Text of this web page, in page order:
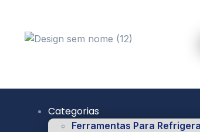
Categorias
Ferramentas Para